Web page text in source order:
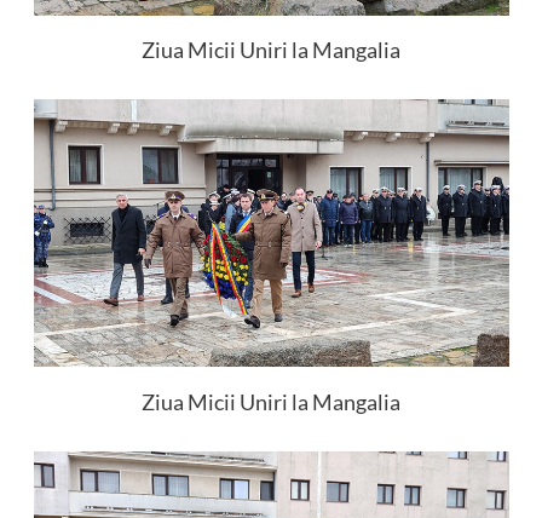
Ziua Micii Uniri la Mangalia
Ziua Micii Uniri la Mangalia